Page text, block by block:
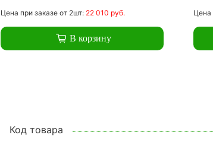
Цена при заказе от 2шт: 22 010 руб.
В корзину
Цена
Код товара